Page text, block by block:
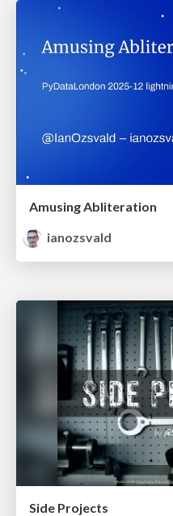
Amusing Abliteration
ianozsvald
Side Projects